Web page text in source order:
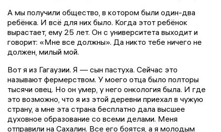
А мы получили общество, в котором были один-два
ребёнка. И всё для них было. Когда этот ребёнок
вырастает, ему 25 лет. Он с университета выходит и
говорит: «Мне все должны». Да никто тебе ничего не
должен, милый мой.
Вот я из Гагаузии. Я — сын пастуха. Сейчас это
называют фермерством. У моего отца было полторы
тысячи овец. Но он умер, у него онкология была. И где
это возможно, что я из этой деревни приехал в чужую
страну, а мне эта страна бесплатно дала высшее
духовное образование со всеми делами. Меня
отправили на Сахалин. Все его боятся, а я молодым